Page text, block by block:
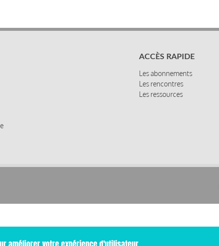
ACCÈS RAPIDE
Les abonnements
Les rencontres
Les ressources
Pied
de